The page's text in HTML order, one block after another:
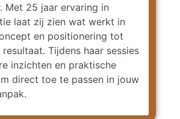
Met 25 jaar ervaring in
laat zij zien wat werkt in
en positionering tot
Tijdens haar sessies
inzichten en praktische
direct toe te passen in jouw